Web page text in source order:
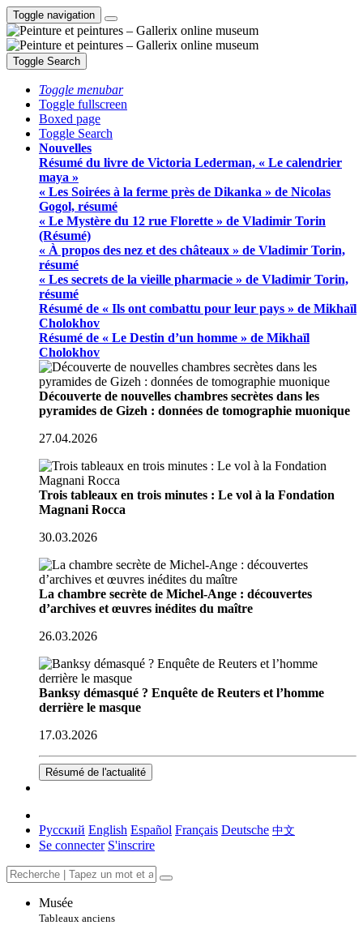
Toggle navigation
Toggle Search
Toggle menubar
Toggle fullscreen
Boxed page
Toggle Search
Nouvelles
Résumé du livre de Victoria Lederman, « Le calendrier
maya »
« Les Soirées à la ferme près de Dikanka » de Nicolas
Gogol, résumé
« Le Mystère du 12 rue Florette » de Vladimir Torin
(Résumé)
« À propos des nez et des châteaux » de Vladimir Torin,
résumé
« Les secrets de la vieille pharmacie » de Vladimir Torin,
résumé
Résumé de « Ils ont combattu pour leur pays » de Mikhaïl
Cholokhov
Résumé de « Le Destin d’un homme » de Mikhaïl
Cholokhov
Découverte de nouvelles chambres secrètes dans les
pyramides de Gizeh : données de tomographie muonique
27.04.2026
Trois tableaux en trois minutes : Le vol à la Fondation
Magnani Rocca
30.03.2026
La chambre secrète de Michel-Ange : découvertes
d’archives et œuvres inédites du maître
26.03.2026
Banksy démasqué ? Enquête de Reuters et l’homme
derrière le masque
17.03.2026
Résumé de l'actualité
Русский English Español Français Deutsche 中文
Se connecter S'inscrire
Musée
Tableaux anciens